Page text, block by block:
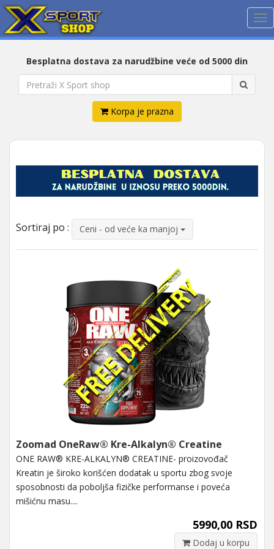
Besplatna dostava za narudžbine veće od 5000 din
Korpa je prazna
Sortiraj po : Ceni - od veće ka manjoj
Zoomad OneRaw® Kre-Alkalyn® Creatine
ONE RAW® KRE-ALKALYN® CREATINE- proizovođač
Kreatin je široko korišćen dodatak u sportu zbog svoje
sposobnosti da poboljša fizičke performanse i poveća
mišićnu masu....
5990,00 RSD
Dodaj u korpu